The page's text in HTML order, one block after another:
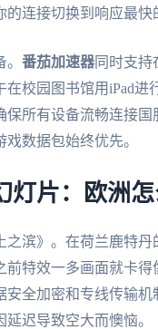
连接切换到响应最快
番茄加速器同时支持
校园图书馆用iPad
保所有设备流畅连接
数据包始终优先。
灯片：欧洲
之滨》。在荷兰鹿特
前特效一多画面就卡得
安全加密和专线传输
迟导致空大而懊恼。